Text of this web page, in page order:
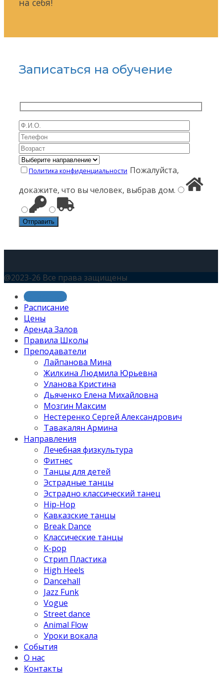
на себя!
Записаться на обучение
Политика конфиденциальности Пожалуйста,
докажите, что вы человек, выбрав дом.
@2023-26 Все права защищены
записаться
Расписание
Цены
Аренда Залов
Правила Школы
Преподаватели
Лайпанова Мина
Жилкина Людмила Юрьевна
Уланова Кристина
Дьяченко Елена Михайловна
Мозгин Максим
Нестеренко Сергей Александрович
Тавакалян Армина
Направления
Лечебная физкультура
Фитнес
Танцы для детей
Эстрадные танцы
Эстрадно классический танец
Hip-Hop
Кавказские танцы
Break Dance
Классические танцы
K-pop
Стрип Пластика
High Heels
Dancehall
Jazz Funk
Vogue
Street dance
Animal Flow
Уроки вокала
События
О нас
Контакты